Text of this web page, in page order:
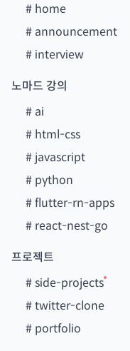
# home
# announcement
# interview
노마드 강의
# ai
# html-css
# javascript
# python
#flutter-rn-apps
# react-nest-go
프로젝트
#side-projects
#twitter-clone
# portfolio